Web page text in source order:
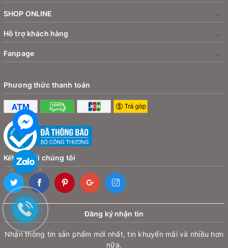
SHOP ONLINE
Hỗ trợ khách hàng
Fanpage
Phương thức thanh toán
Kết nối với chúng tôi
Đăng ký nhận tin
Nhận thông tin sản phẩm mới nhất, tin khuyến mãi và nhiều hơn
nữa.